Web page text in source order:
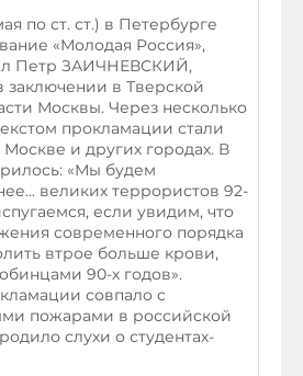
по ст. ст.) в Петербурге
«Молодая Россия»,
Петр ЗАИЧНЕВСКИЙ,
в Тверской
Москвы. Через несколько
прокламации стали
Москве и других городах. В
«Мы будем
великих террористов 92-
если увидим, что
современного порядка
втрое больше крови,
90-х годов».
совпало с
пожарами в российской
слухи о студентах-